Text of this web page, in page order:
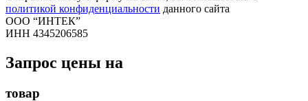
политикой конфиденциальности данного сайта
ООО “ИНТЕК”
ИНН 4345206585
Запрос цены на
товар